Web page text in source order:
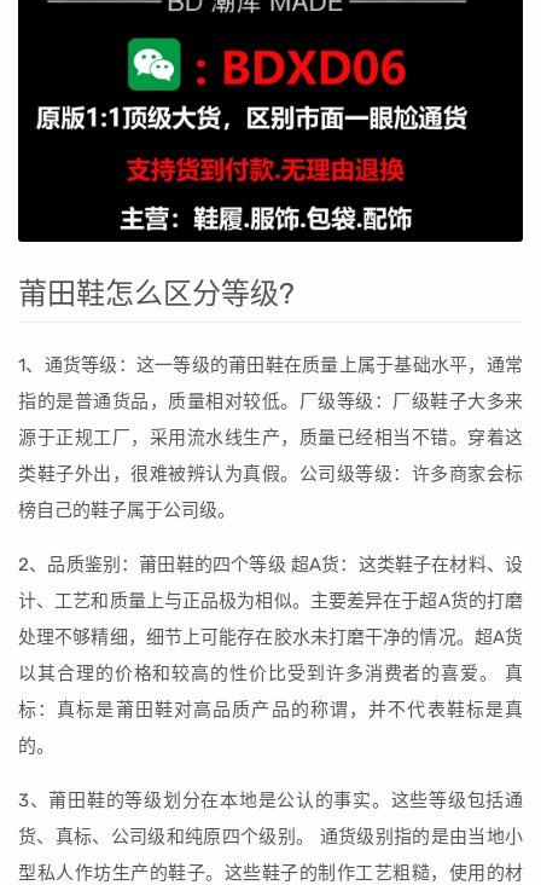
莆田鞋怎么区分等级?
1、通货等级：这一等级的莆田鞋在质量上属于基础水平，通常
指的是普通货品，质量相对较低。厂级等级：厂级鞋子大多来
源于正规工厂，采用流水线生产，质量已经相当不错。穿着这
类鞋子外出，很难被辨认为真假。公司级等级：许多商家会标
榜自己的鞋子属于公司级。
2、品质鉴别：莆田鞋的四个等级 超A货：这类鞋子在材料、设
计、工艺和质量上与正品极为相似。主要差异在于超A货的打磨
处理不够精细，细节上可能存在胶水未打磨干净的情况。超A货
以其合理的价格和较高的性价比受到许多消费者的喜爱。 真
标：真标是莆田鞋对高品质产品的称谓，并不代表鞋标是真
的。
3、莆田鞋的等级划分在本地是公认的事实。这些等级包括通
货、真标、公司级和纯原四个级别。 通货级别指的是由当地小
型私人作坊生产的鞋子。这些鞋子的制作工艺粗糙，使用的材